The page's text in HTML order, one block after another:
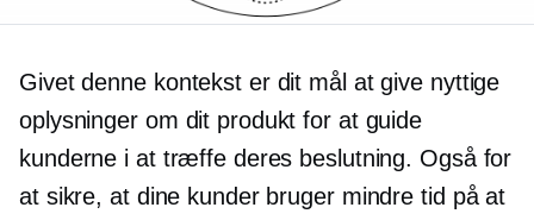
Givet denne kontekst er dit mål at give nyttige
oplysninger om dit produkt for at guide
kunderne i at træffe deres beslutning. Også for
at sikre, at dine kunder bruger mindre tid på at